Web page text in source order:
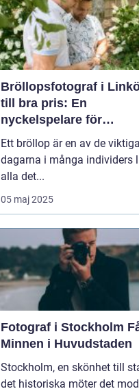
Bröllopsfotograf i
till bra pris: En
nyckelspelare för
oförglömliga minnen
Ett bröllop är en av de
dagarna i många individers
alla det...
05 maj 2025
Fotograf i Stockholm Fånga
Minnen i Huvudstaden
Stockholm, en skönhet till
det historiska möter det